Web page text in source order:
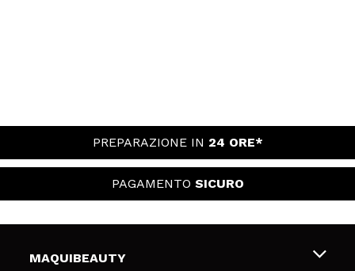
PREPARAZIONE IN 24 ORE*
PAGAMENTO SICURO
MAQUIBEAUTY